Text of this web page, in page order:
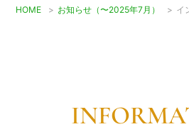
HOME > お知らせ（〜2025年7月） > イ